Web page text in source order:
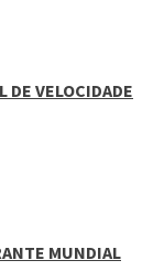
DE VELOCIDADE
MUNDIAL